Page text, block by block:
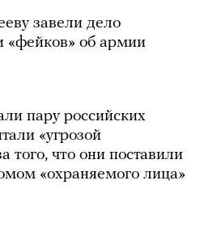
завели дело
«фейков» об армии
пару российских
«угрозой
того, что они поставили
«охраняемого лица»